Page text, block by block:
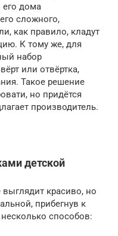
его дома
сложного,
как правило, кладут
К тому же, для
набор
или отвёртка,
Такое решение
но придётся
производитель.
детской
красиво, но
прибегнув к
способов: